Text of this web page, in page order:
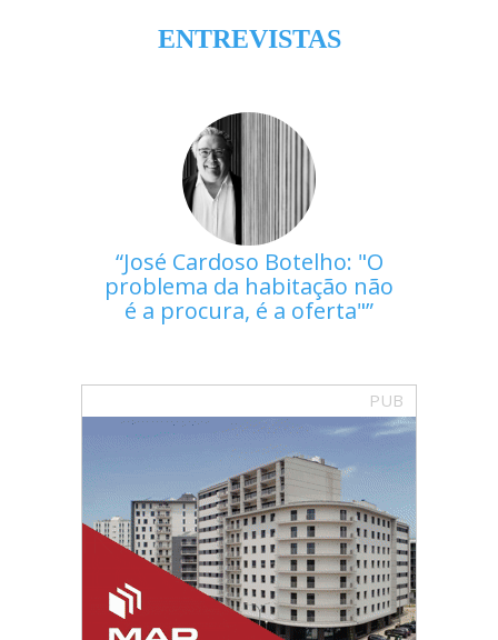
ENTREVISTAS
José Cardoso Botelho: "O
problema da habitação não
é a procura, é a oferta"
PUB